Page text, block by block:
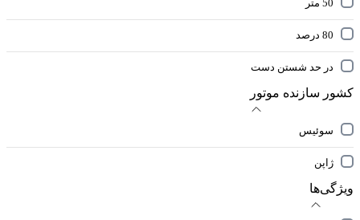
50 متر
80 درصد
در حد شستن دست
کشور سازنده موتور
سوئیس
ژاپن
ویژگی‌ها